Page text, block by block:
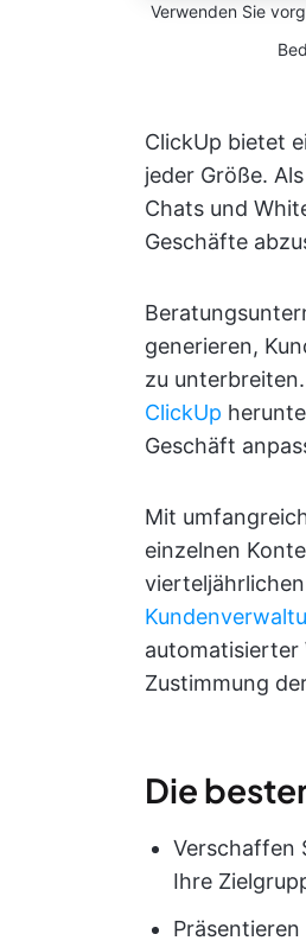
Verwenden Sie
ClickUp bietet
jeder Größe.
Chats und
Geschäfte
generieren,
zu
ClickUp
Geschäft
Mit
einzelnen
automatisierter
Zustimmung
Die
Verschaffen
Ihre